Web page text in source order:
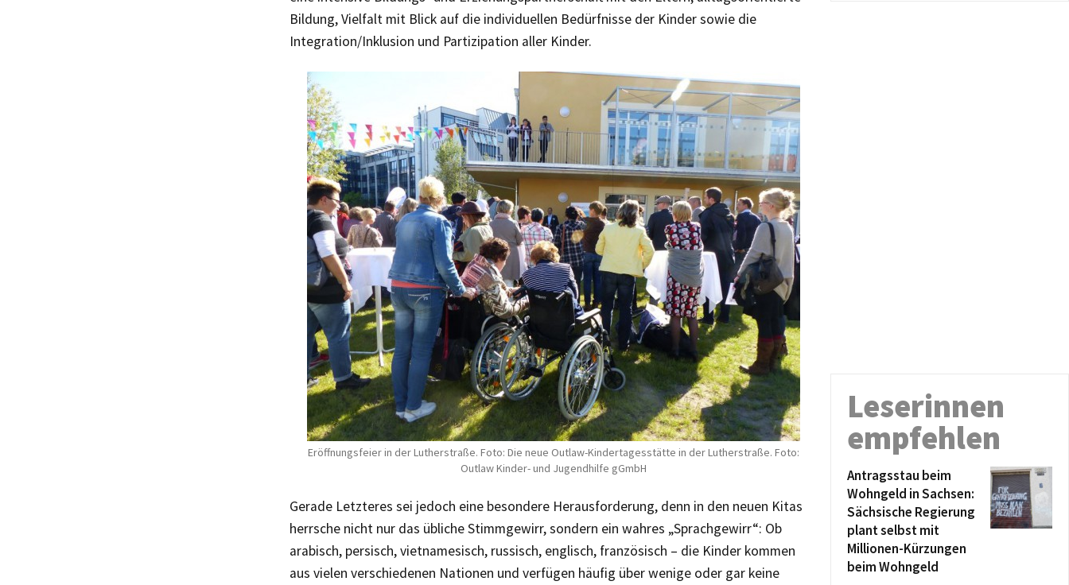
Bildung, Vielfalt mit Blick auf die individuellen Bedürfnisse der Kinder sowie die
Integration/Inklusion und Partizipation aller Kinder.
Eröffnungsfeier in der Lutherstraße. Foto: Die neue Outlaw-Kindertagesstätte in der Lutherstraße. Foto:
Outlaw Kinder- und Jugendhilfe gGmbH
Gerade Letzteres sei jedoch eine besondere Herausforderung, denn in den neuen Kitas
herrsche nicht nur das übliche Stimmgewirr, sondern ein wahres „Sprachgewirr“: Ob
arabisch, persisch, vietnamesisch, russisch, englisch, französisch – die Kinder kommen
aus vielen verschiedenen Nationen und verfügen häufig über wenige oder gar keine
Leserinnen
empfehlen
Antragsstau beim
Wohngeld in Sachsen:
Sächsische Regierung
plant selbst mit
Millionen-Kürzungen
beim Wohngeld